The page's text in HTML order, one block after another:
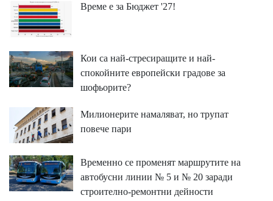
Време е за Бюджет '27!
Кои са най-стресиращите и най-
спокойните европейски градове за
шофьорите?
Милионерите намаляват, но трупат
повече пари
Временно се променят маршрутите на
автобусни линии № 5 и № 20 заради
строително-ремонтни дейности